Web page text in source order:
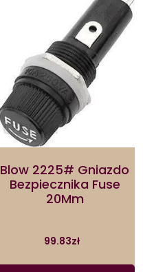
Blow 2225# Gniazdo
Bezpiecznika Fuse
20Mm
99.83zł